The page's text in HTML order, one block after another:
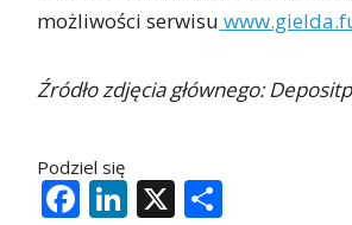
możliwości serwisu
Źródło zdjęcia głównego:
Podziel się
Facebook
LinkedIn
X